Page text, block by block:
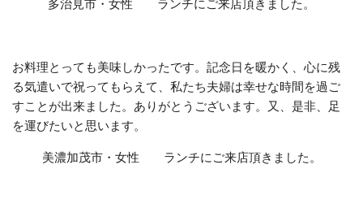
多治見市・女性 ランチにご来店頂きました。
お料理とっても美味しかったです。記念日を暖かく、心に残
る気遣いで祝ってもらえて、私たち夫婦は幸せな時間を過ご
すことが出来ました。ありがとうございます。又、是非、足
を運びたいと思います。
美濃加茂市・女性 ランチにご来店頂きました。